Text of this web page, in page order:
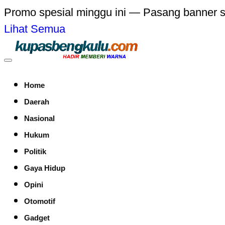
Promo spesial minggu ini — Pasang banner
Lihat Semua
Home
Daerah
Nasional
Hukum
Politik
Gaya Hidup
Opini
Otomotif
Gadget